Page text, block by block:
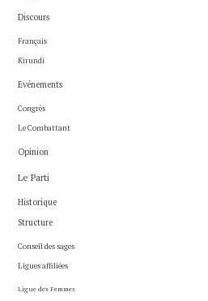
Discours
Français
Kirundi
Evénements
Congrès
Le Combattant
Opinion
Le Parti
Historique
Structure
Conseil des sages
Ligues affiliées
Ligue des Femmes